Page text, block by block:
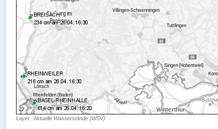
Layer: 'Aktuelle Wasserstände (WSV)'